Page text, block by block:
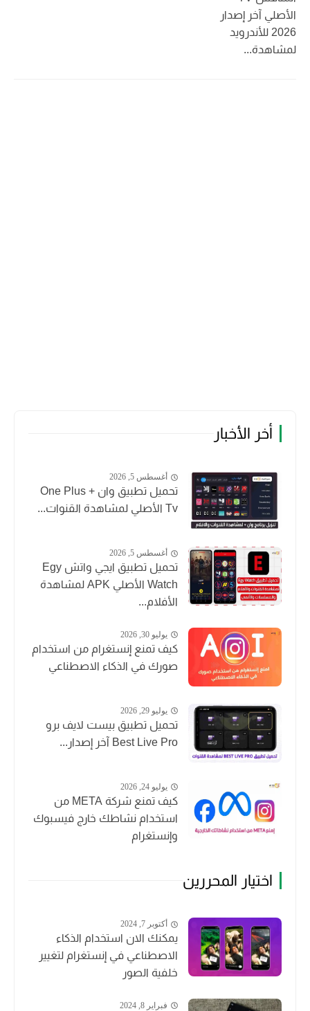
الأصلي آخر إصدار
2026 للأندرويد
لمشاهدة...
أخر الأخبار
أغسطس 5, 2026
تحميل تطبيق وان + One Plus
Tv الأصلي لمشاهدة القنوات...
أغسطس 5, 2026
تحميل تطبيق ايجي واتش Egy
Watch الأصلي APK لمشاهدة
الأفلام...
يوليو 30, 2026
كيف تمنع إنستغرام من استخدام
صورك في الذكاء الاصطناعي
يوليو 29, 2026
تحميل تطبيق بيست لايف برو
Best Live Pro آخر إصدار...
يوليو 24, 2026
كيف تمنع شركة META من
استخدام نشاطك خارج فيسبوك
وإنستغرام
اختيار المحررين
أكتوبر 7, 2024
يمكنك الان استخدام الذكاء
الاصطناعي في إنستغرام لتغيير
خلفية الصور
فبراير 8, 2024